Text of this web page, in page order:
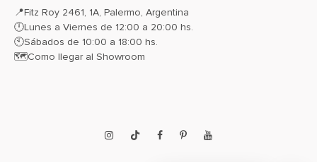
📍Fitz Roy 2461, 1A, Palermo, Argentina
🕛Lunes a Viernes de 12:00 a 20:00 hs.
🕙Sábados de 10:00 a 18:00 hs.
🗺️Como llegar al Showroom
InstagramTikTokFacebook
PinterestYouTube